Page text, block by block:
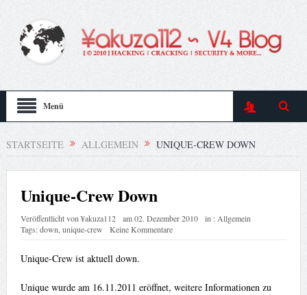
Menü
STARTSEITE ALLGEMEIN UNIQUE-CREW DOWN
Unique-Crew Down
Veröffentlicht von¥akuza112 am02. Dezember 2010 in : Allgemein
Tags:down unique-crew Keine Kommentare
Unique-Crew ist aktuell down.
Unique wurde am 16.11.2011 eröffnet, weitere Informationen zu